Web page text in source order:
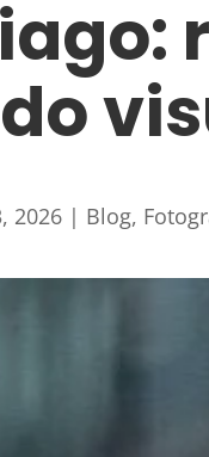
2026| Blog,